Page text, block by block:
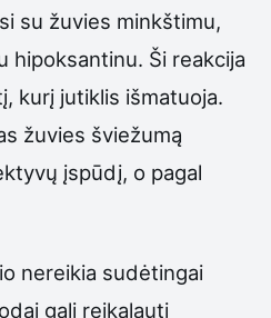
su žuvies minkštimu,
hipoksantinu. Ši reakcija
kurį jutiklis išmatuoja.
žuvies šviežumą
įspūdį, o pagal
nereikia sudėtingai
gali reikalauti